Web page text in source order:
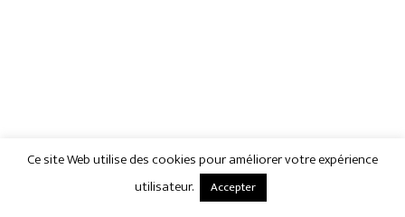
Ce site Web utilise des cookies pour améliorer votre expérience
utilisateur.
Accepter